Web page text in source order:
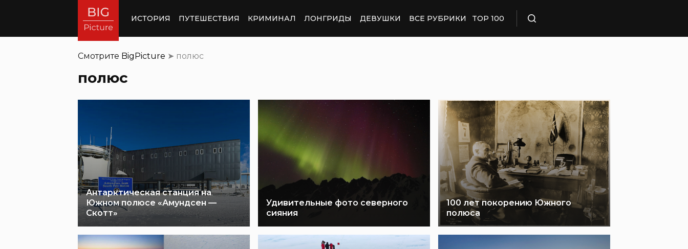
ИСТОРИЯ ПУТЕШЕСТВИЯ КРИМИНАЛ ЛОНГРИДЫ ДЕВУШКИ ВСЕ РУБРИКИ TOP 100
Смотрите BigPicture ➤ полюс
полюс
Антарктическая станция на
Южном полюсе «Амундсен —
Скотт»
Удивительные фото северного
сияния
100 лет покорению Южного
полюса